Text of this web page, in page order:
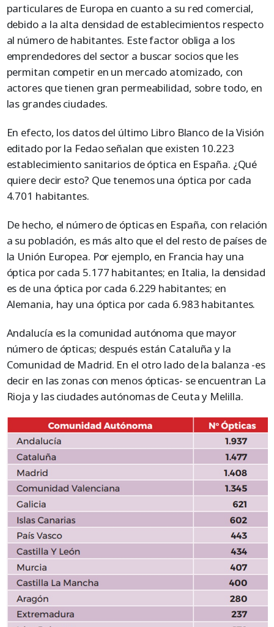
particulares de Europa en cuanto a su red comercial,
debido a la alta densidad de establecimientos respecto
al número de habitantes. Este factor obliga a los
emprendedores del sector a buscar socios que les
permitan competir en un mercado atomizado, con
actores que tienen gran permeabilidad, sobre todo, en
las grandes ciudades.
En efecto, los datos del último Libro Blanco de la Visión
editado por la Fedao señalan que existen 10.223
establecimiento sanitarios de óptica en España. ¿Qué
quiere decir esto? Que tenemos una óptica por cada
4.701 habitantes.
De hecho, el número de ópticas en España, con relación
a su población, es más alto que el del resto de países de
la Unión Europea. Por ejemplo, en Francia hay una
óptica por cada 5.177 habitantes; en Italia, la densidad
es de una óptica por cada 6.229 habitantes; en
Alemania, hay una óptica por cada 6.983 habitantes.
Andalucía es la comunidad autónoma que mayor
número de ópticas; después están Cataluña y la
Comunidad de Madrid. En el otro lado de la balanza -es
decir en las zonas con menos ópticas- se encuentran La
Rioja y las ciudades autónomas de Ceuta y Melilla.